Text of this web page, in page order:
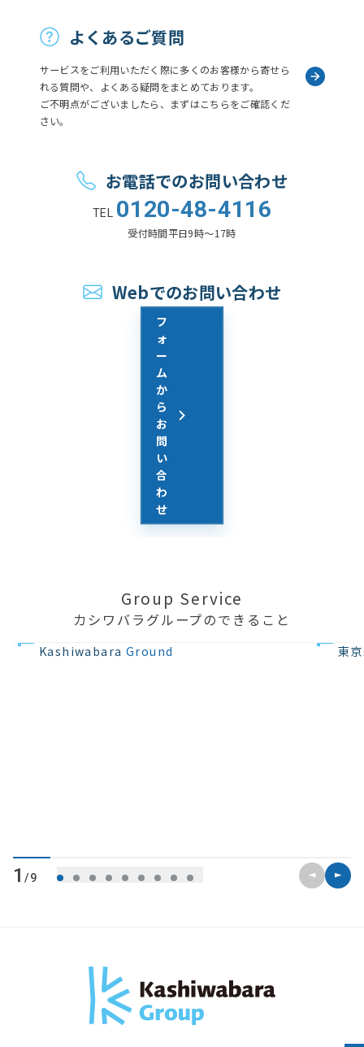
よくあるご質問
サービスをご利用いただく際に多くのお客様から寄せら
れる質問や、よくある疑問をまとめております。
ご不明点がございましたら、まずはこちらをご確認くだ
さい。
お電話でのお問い合わせ
TEL 0120-48-4116
受付時間平日9時〜17時
Webでのお問い合わせ
フ
ォ
ー
ム
か
ら
お
問
い
合
わ
せ
Group Service
カシワバラグループのできること
Kashiwabara Ground 東
1/9 前のスライ
次のス